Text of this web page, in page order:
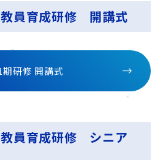
員育成研修 開講式
期研修 開講式
員育成研修 シニア